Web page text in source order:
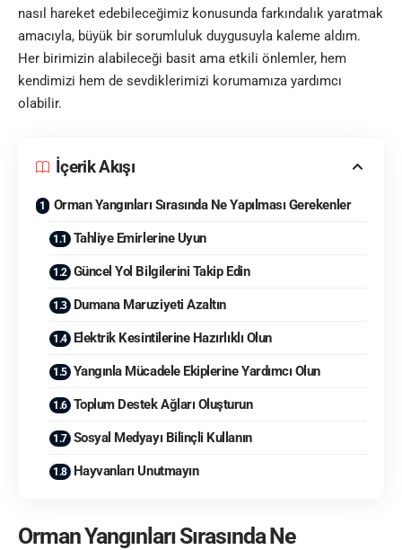
nasıl hareket edebileceğimiz konusunda farkındalık yaratmak
amacıyla, büyük bir sorumluluk duygusuyla kaleme aldım.
Her birimizin alabileceği basit ama etkili önlemler, hem
kendimizi hem de sevdiklerimizi korumamıza yardımcı
olabilir.
İçerik Akışı
Orman Yangınları Sırasında Ne Yapılması Gerekenler
Tahliye Emirlerine Uyun
Güncel Yol Bilgilerini Takip Edin
Dumana Maruziyeti Azaltın
Elektrik Kesintilerine Hazırlıklı Olun
Yangınla Mücadele Ekiplerine Yardımcı Olun
Toplum Destek Ağları Oluşturun
Sosyal Medyayı Bilinçli Kullanın
Hayvanları Unutmayın
Orman Yangınları Sırasında Ne